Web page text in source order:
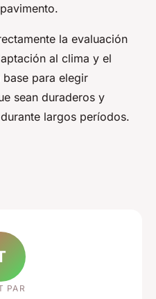
la evaluación
al clima y el
para elegir
sean duraderos y
largos períodos.
PAR